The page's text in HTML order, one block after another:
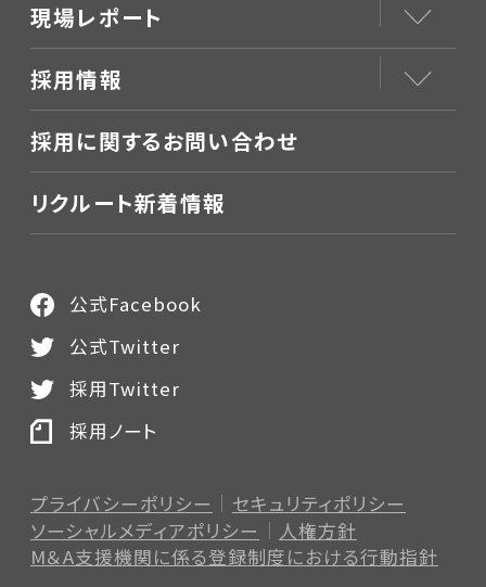
現場レポート
採用情報
採用に関するお問い合わせ
リクルート新着情報
プライバシーポリシー
セキュリティポリシー
ソーシャルメディアポリシー
人権方針
M＆A支援機関に係る登録制度における行動指針
公式Facebook
公式Twitter
採用Twitter
採用ノート